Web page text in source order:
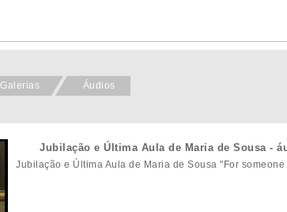
Galerias Áudios
Jubilação e Última Aula de Maria de Sousa -
Jubilação e Última Aula de Maria de Sousa "For